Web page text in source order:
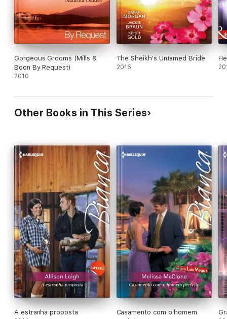
Gorgeous Grooms (Mills &
Boon By Request)
2010
The Sheikh's Untamed Bride
2016
Other Books in This Series
A estranha proposta
Casamento com o homem